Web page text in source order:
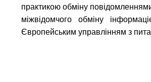
практикою обміну
міжвідомчого обміну
Європейським управлінням з